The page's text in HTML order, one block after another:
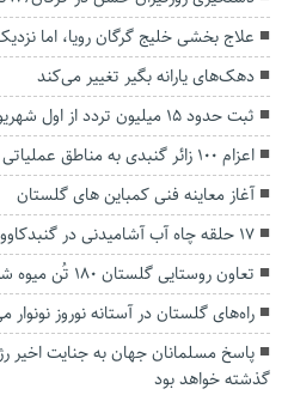
علاج بخشی خلیج گرگان رویا، اما
دهک‌های یارانه بگیر تغییر می‌کند‌
ثبت حدود ۱۵ میلیون تردد از اول شهریور در گلستان
اعزام ۱۰۰ زائر گنبدی به مناطق عملیاتی غرب کشور
آغاز معاینه فنی کمباین های گلستان
۱۷ حلقه چاه آب آشامیدنی در گنبدکاووس وارد مدار شد
تعاون روستایی گلستان ۱۸۰ تُن میوه شب عید تدارک دید
راه‌های گلستان در آستانه نوروز
پاسخ مسلمانان جهان به جنایت اخیر
گذشته خواهد بود